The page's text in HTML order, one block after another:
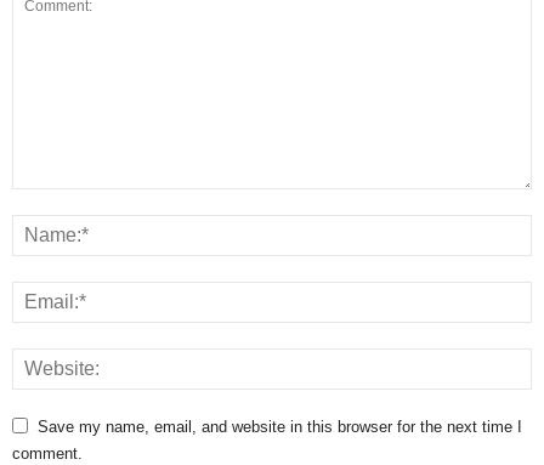
Save my name, email, and website in this browser for the next time I
comment.